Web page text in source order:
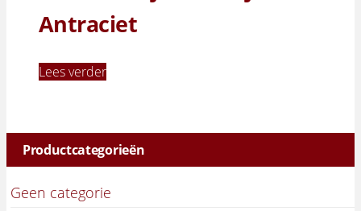
Antraciet
Lees verder
Productcategorieën
Geen categorie